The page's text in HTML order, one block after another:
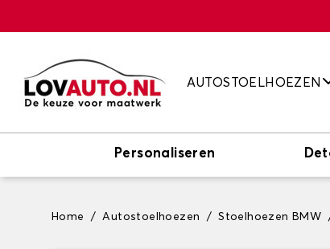
AUTOSTOELHOEZEN
Personaliseren
Home Autostoelhoezen Stoelhoezen BMW